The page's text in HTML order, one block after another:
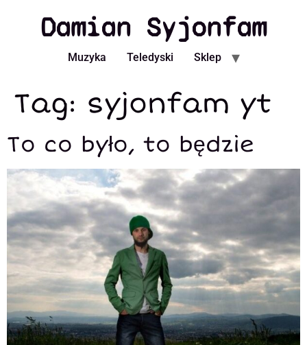
Damian Syjonfam
Muzyka Teledyski Sklep
Tag: syjonfam yt
To co było, to będzie